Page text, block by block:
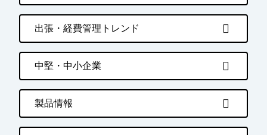
出張・経費管理トレンド
中堅・中小企業
製品情報